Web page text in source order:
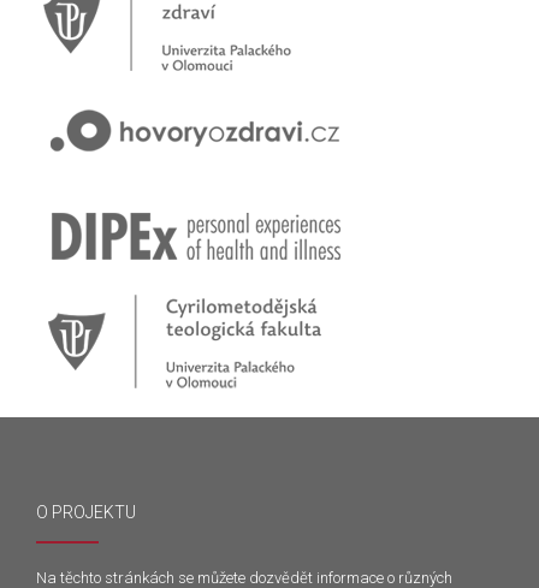
O PROJEKTU
Na těchto stránkách se můžete dozvědět informace o různých